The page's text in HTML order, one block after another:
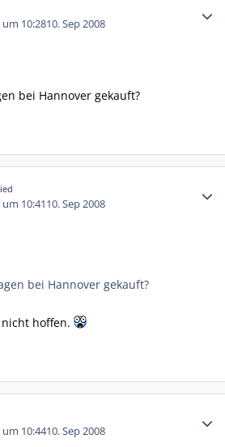
10:2810. Sep 2008
bei Hannover gekauft?
10:4110. Sep 2008
bei Hannover gekauft?
hoffen.
um 10:4410. Sep 2008